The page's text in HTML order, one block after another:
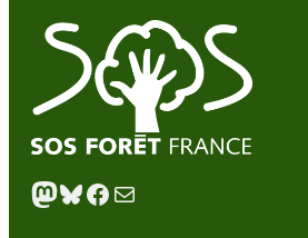
Mastodon Bluesky Facebook E-mail